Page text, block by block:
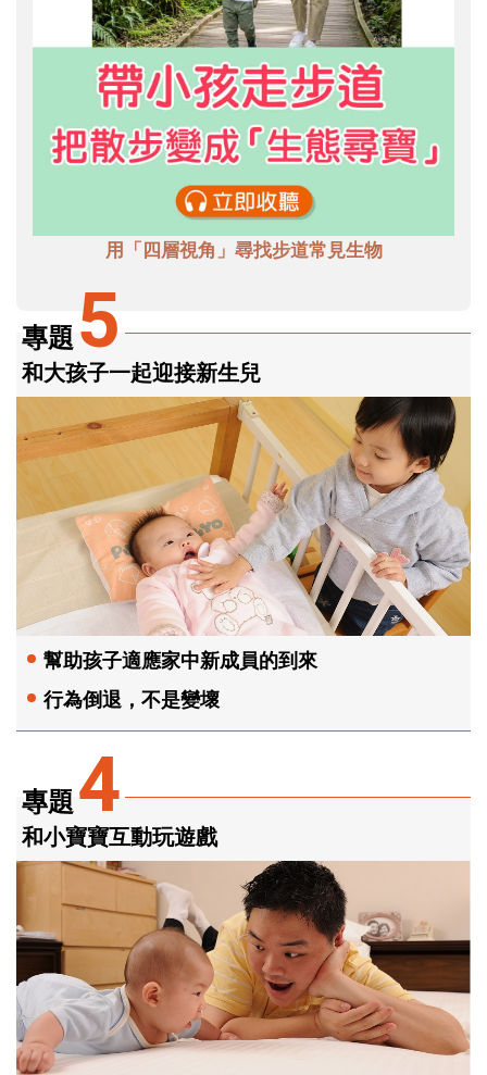
用「四層視角」尋找步道常見生物
專題4
和小寶寶互動玩遊戲
專題 5
和大孩子一起迎接新生兒
幫助孩子適應家中新成員的到來
行為倒退，不是變壞